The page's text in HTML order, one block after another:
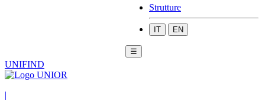
Strutture
IT EN
☰
UNIFIND
|